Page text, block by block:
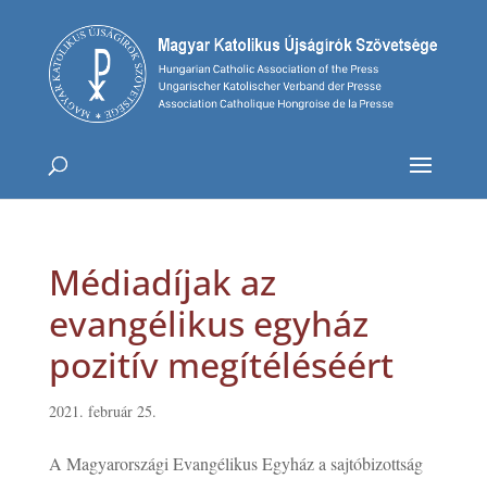
Médiadíjak az
evangélikus egyház
pozitív megítéléséért
2021. február 25.
A Magyarországi Evangélikus Egyház a sajtóbizottság